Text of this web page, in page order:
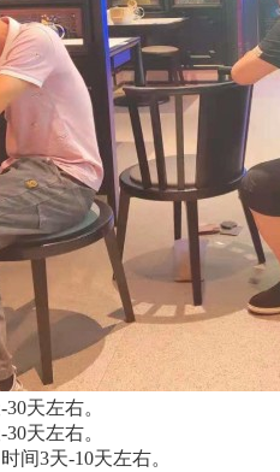
天左右。
天左右。
间3天-10天左右。